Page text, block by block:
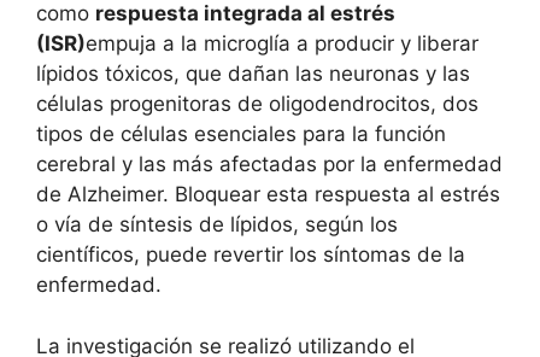
como respuesta integrada al estrés
(ISR)empuja a la microglía a producir y liberar
lípidos tóxicos, que dañan las neuronas y las
células progenitoras de oligodendrocitos, dos
tipos de células esenciales para la función
cerebral y las más afectadas por la enfermedad
de Alzheimer. Bloquear esta respuesta al estrés
o vía de síntesis de lípidos, según los
científicos, puede revertir los síntomas de la
enfermedad.
La investigación se realizó utilizando el